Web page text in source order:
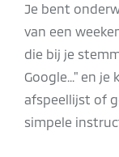
Je bent
van een
die bij je
Google..." en
afspeellijst of
simpele